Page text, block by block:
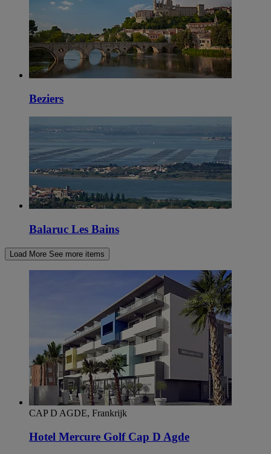
Beziers
Balaruc Les Bains
Load More See more items
CAP D AGDE, Frankrijk
Hotel Mercure Golf Cap D Agde